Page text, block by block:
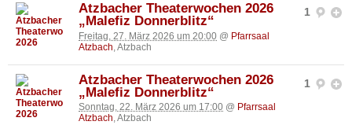
1
Atzbacher Theaterwochen 2026
„Malefiz Donnerblitz“
Freitag, 27. März 2026 um 20:00 @ Pfarrsaal
Atzbach , Atzbach
1
Atzbacher Theaterwochen 2026
„Malefiz Donnerblitz“
Sonntag, 22. März 2026 um 17:00 @ Pfarrsaal
Atzbach, Atzbach